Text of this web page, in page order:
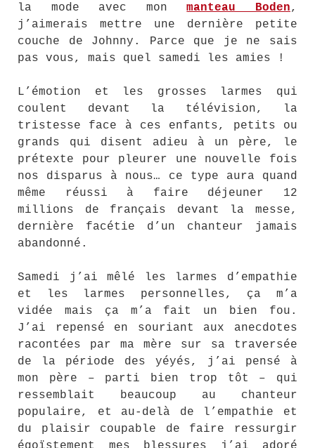
la mode avec monmanteau Boden,
j’aimerais mettre une dernière petite
couche de Johnny. Parce que je ne sais
pas vous, mais quel samedi les amies !
L’émotion et les grosses larmes qui
coulent devant la télévision, la
tristesse face à ces enfants, petits ou
grands qui disent adieu à un père, le
prétexte pour pleurer une nouvelle fois
nos disparus à nous… ce type aura quand
même réussi à faire déjeuner 12
millions de français devant la messe,
dernière facétie d’un chanteur jamais
abandonné.
Samedi j’ai mêlé les larmes d’empathie
et les larmes personnelles, ça m’a
vidée mais ça m’a fait un bien fou.
J’ai repensé en souriant aux anecdotes
racontées par ma mère sur sa traversée
de la période des yéyés, j’ai pensé à
mon père – parti bien trop tôt – qui
ressemblait beaucoup au chanteur
populaire, et au-delà de l’empathie et
du plaisir coupable de faire ressurgir